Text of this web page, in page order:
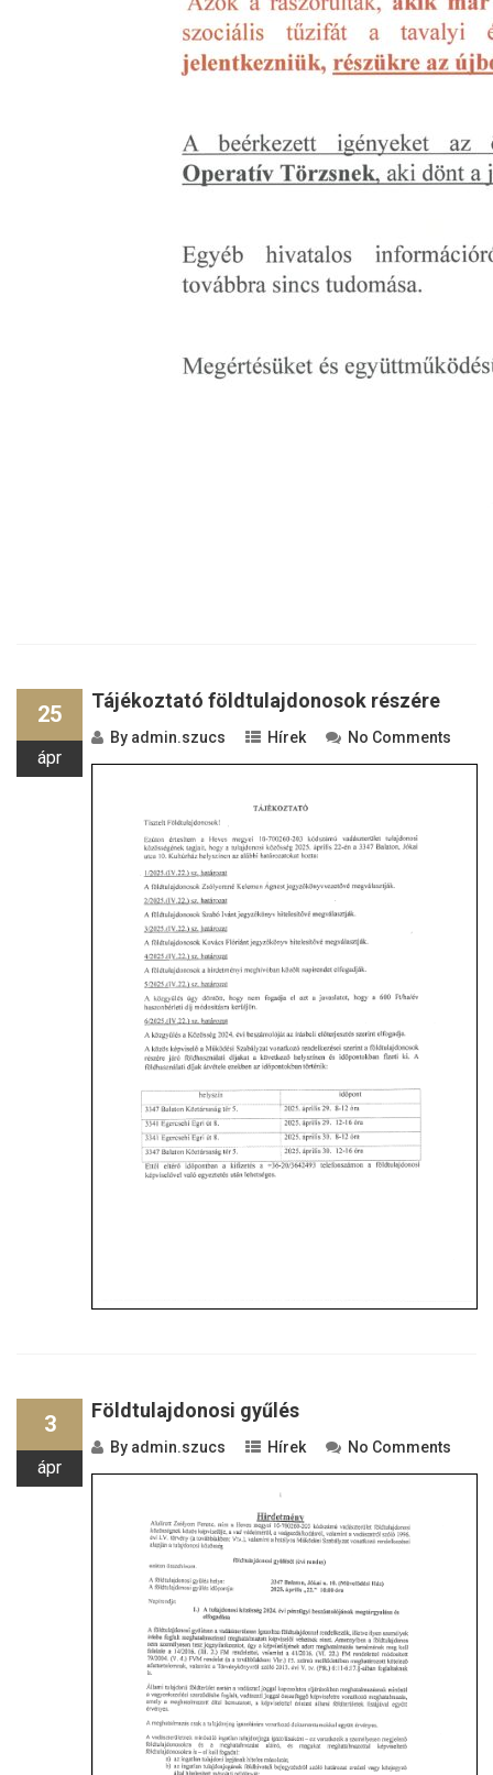
25
ápr
Tájékoztató földtulajdonosok részére
By admin.szucs Hírek No Comments
3
ápr
Földtulajdonosi gyűlés
By admin.szucs Hírek No Comments